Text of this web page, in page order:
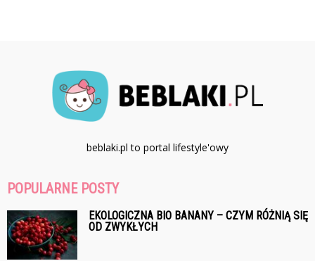
beblaki.pl to portal lifestyle'owy
POPULARNE POSTY
EKOLOGICZNA BIO BANANY – CZYM RÓŻNIĄ SIĘ
OD ZWYKŁYCH